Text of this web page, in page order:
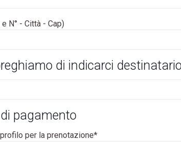
N° - Città - Cap)
di indicarci
pagamento
per la prenotazione*